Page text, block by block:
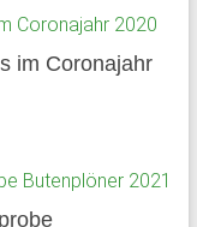
im Coronajahr